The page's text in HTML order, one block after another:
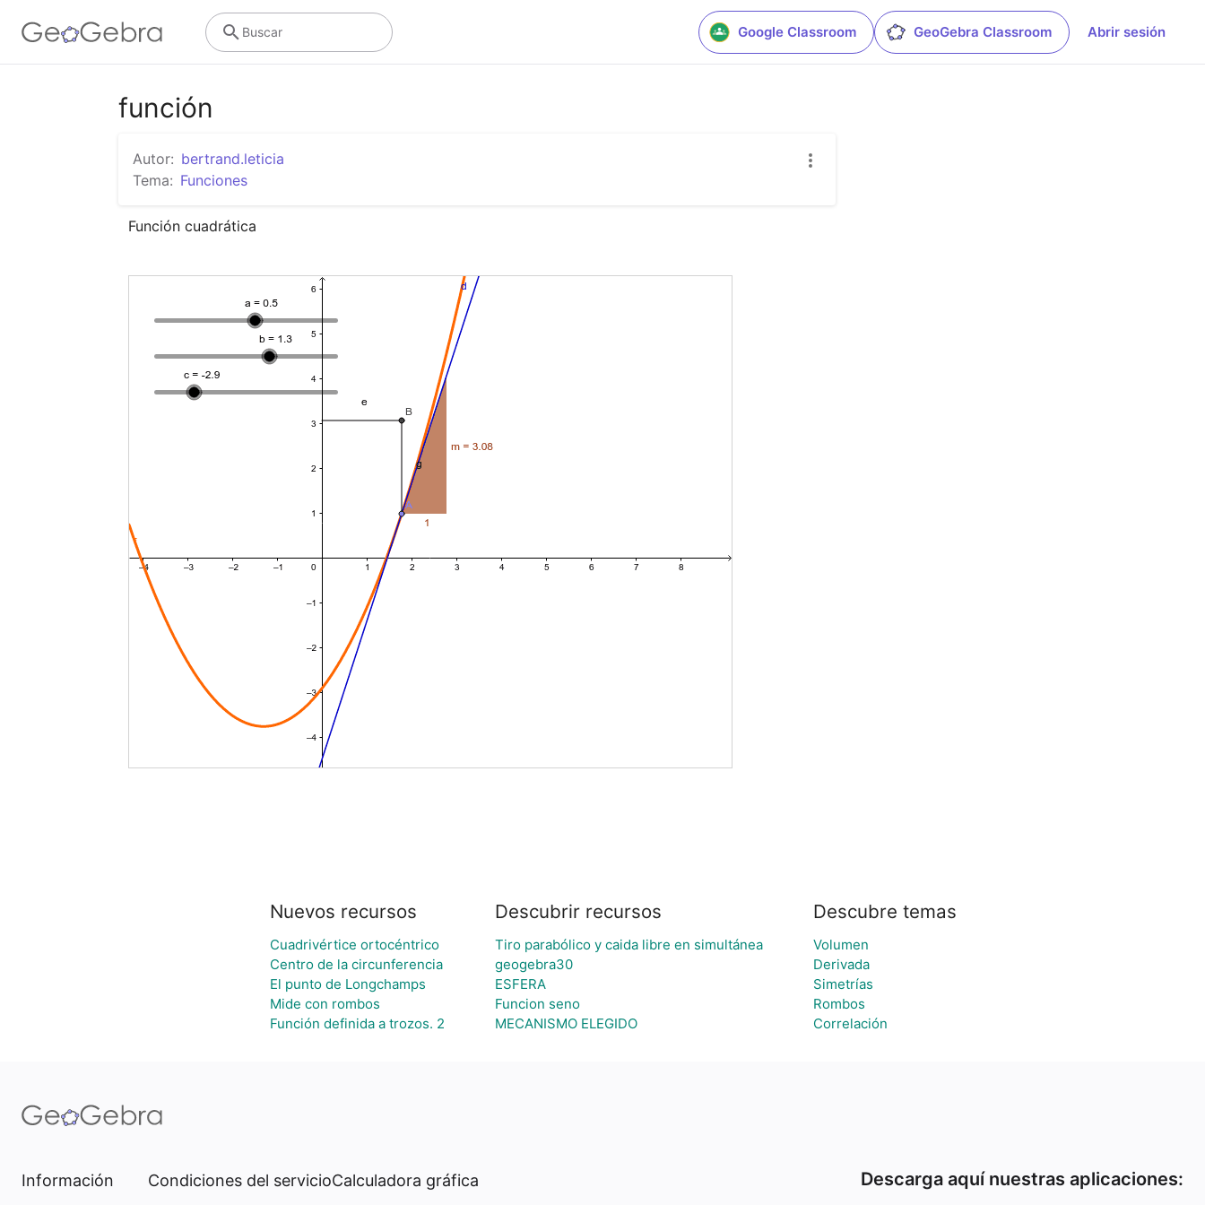
Google Classroom GeoGebra Classroom Abrir sesión
Buscar
función
Autor: bertrand.leticia
Tema: Funciones
Función cuadrática
Nuevos recursos
Cuadrivértice ortocéntrico
Centro de la circunferencia
El punto de Longchamps
Mide con rombos
Función definida a trozos. 2
Descubrir recursos
Tiro parabólico y caida libre en simultánea
geogebra30
ESFERA
Funcion seno
MECANISMO ELEGIDO
Descubre temas
Volumen
Derivada
Simetrías
Rombos
Correlación
Información Condiciones del servicioCalculadora gráfica Descarga aquí nuestras aplicaciones: